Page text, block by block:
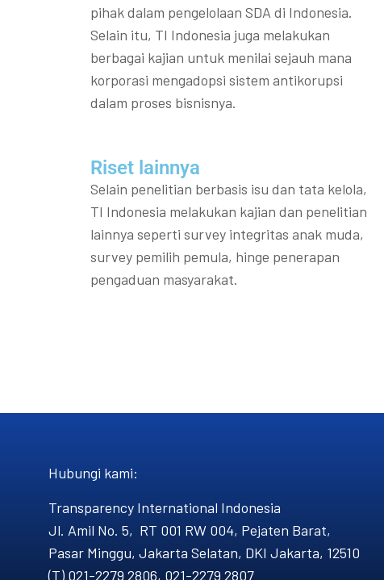
pihak dalam pengelolaan SDA di Indonesia.
Selain itu, TI Indonesia juga melakukan
berbagai kajian untuk menilai sejauh mana
korporasi mengadopsi sistem antikorupsi
dalam proses bisnisnya.
Riset lainnya​​
Selain penelitian berbasis isu dan tata kelola,
TI Indonesia melakukan kajian dan penelitian
lainnya seperti survey integritas anak muda,
survey pemilih pemula, hinge penerapan
pengaduan masyarakat.
Hubungi kami​:
Transparency International Indonesia
Jl. Amil No. 5, RT 001 RW 004, Pejaten Barat,
Pasar Minggu, Jakarta Selatan, DKI Jakarta, 12510
(T) 021-2279 2806, 021-2279 2807